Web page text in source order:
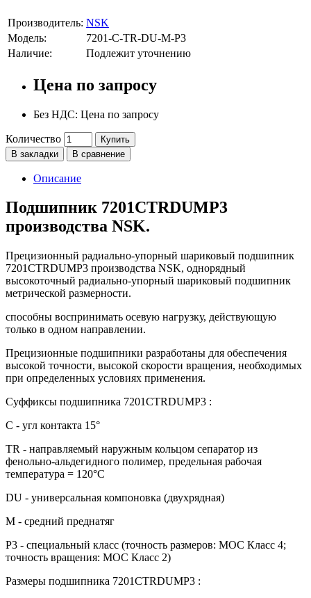
Производитель: NSK
Модель:
7201-C-TR-DU-M-P3
Наличие:
Подлежит уточнению
Цена по запросу
Без НДС: Цена по запросу
Количество
Купить
В закладки
В сравнение
Описание
Подшипник 7201CTRDUMP3
производства NSK.
Прецизионный радиально-упорный шариковый подшипник
7201CTRDUMP3 производства NSK, однорядный
высокоточный радиально-упорный шариковый подшипник
метрической размерности.
способны воспринимать осевую нагрузку, действующую
только в одном направлении.
Прецизионные подшипники разработаны для обеспечения
высокой точности, высокой скорости вращения, необходимых
при определенных условиях применения.
Суффиксы подшипника 7201CTRDUMP3 :
C - угл контакта 15°
TR - направляемый наружным кольцом сепаратор из
фенольно-альдегидного полимер, предельная рабочая
температура = 120°С
DU - универсальная компоновка (двухрядная)
M - средний преднатяг
P3 - специальный класс (точность размеров: МОС Класс 4;
точность вращения: МОС Класс 2)
Размеры подшипника 7201CTRDUMP3 :